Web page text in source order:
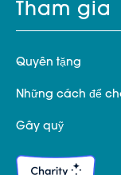
Tham gia
Quyên tặng
Những cách để
Gây quỹ